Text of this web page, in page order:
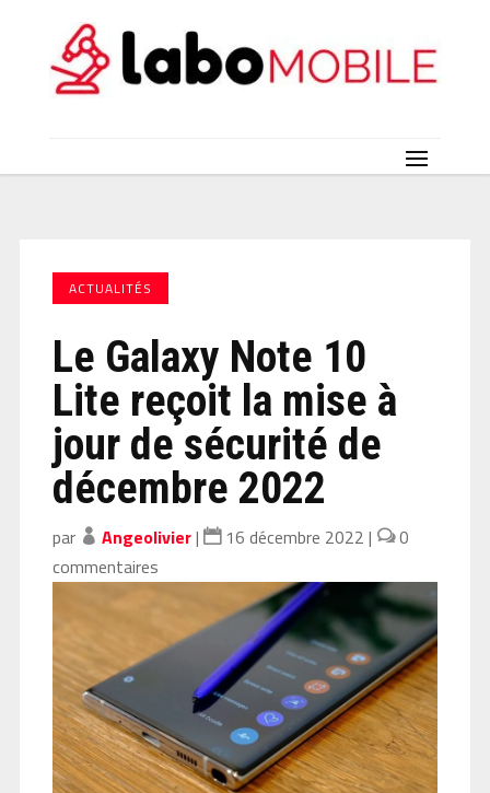
ACTUALITÉS
Le Galaxy Note 10
Lite reçoit la mise à
jour de sécurité de
décembre 2022
par Angeolivier| 16 décembre 2022 |
0
commentaires